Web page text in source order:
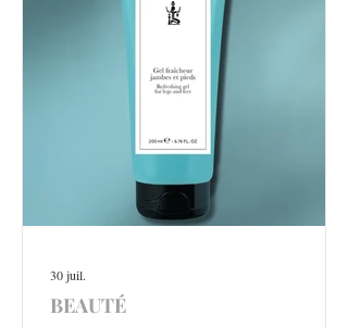
BEAUTÉ
30 juil.